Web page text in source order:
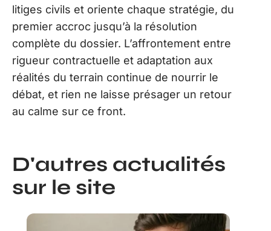
litiges civils et oriente chaque stratégie, du
premier accroc jusqu’à la résolution
complète du dossier. L’affrontement entre
rigueur contractuelle et adaptation aux
réalités du terrain continue de nourrir le
débat, et rien ne laisse présager un retour
au calme sur ce front.
D'autres actualités
sur le site